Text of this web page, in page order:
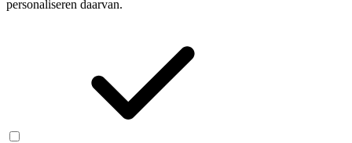
personaliseren daarvan.